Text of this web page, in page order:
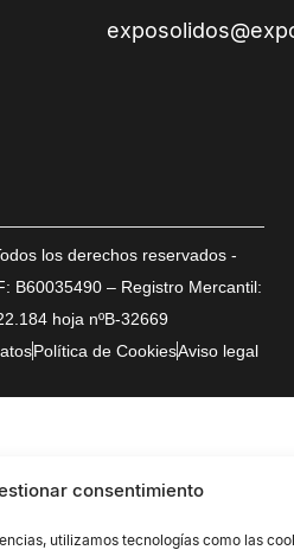
consentimiento
utilizamos tecnologías como las
los derechos reservados -
B60035490 – Registro Mercantil:
hoja nºB-32669
Política de CookiesAviso legal